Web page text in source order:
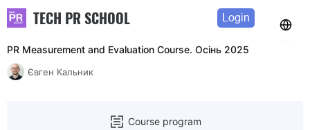
TECH PR SCHOOL Login
PR Measurement and Evaluation Course. Осінь 2025
Євген Кальник
Course program